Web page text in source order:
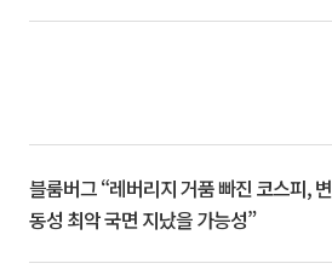
블룸버그 “레버리지 거품 빠진 코스피, 변
동성 최악 국면 지났을 가능성”